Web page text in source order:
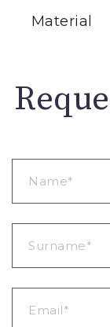
Material